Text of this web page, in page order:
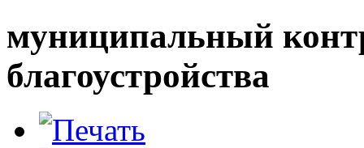
муниципальный
благоустройства